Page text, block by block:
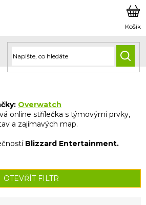
Overwatch
online střílečka s týmovými prvky,
a zajímavých map.
Blizzard Entertainment.
OTEVŘÍT FILTR